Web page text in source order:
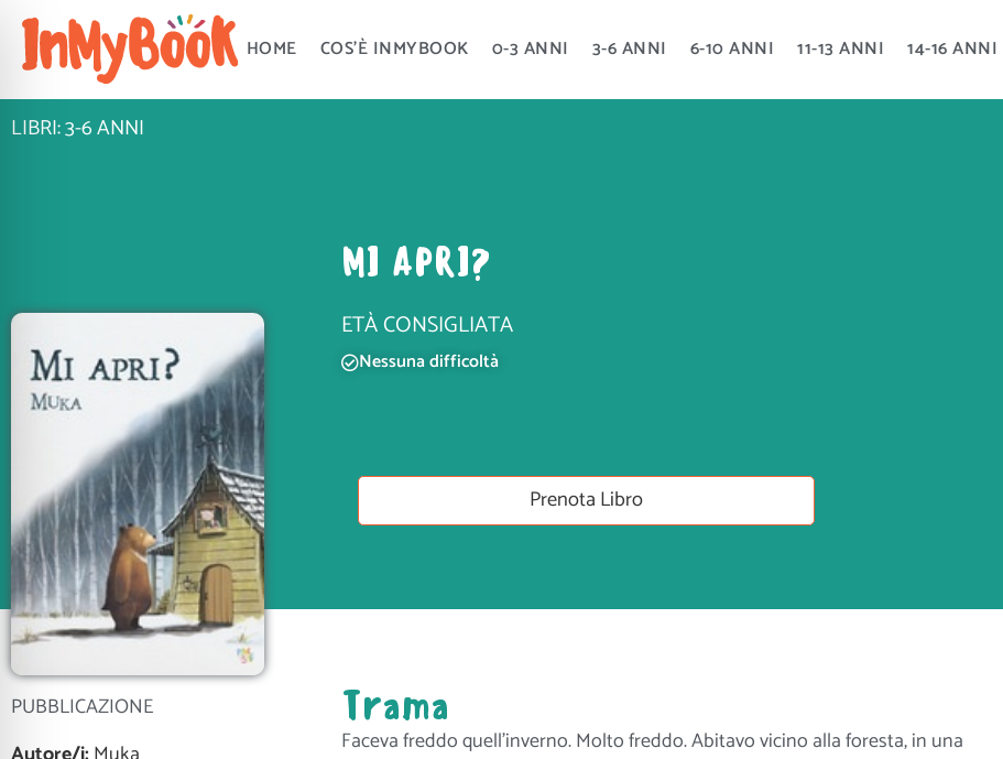
Vai
contenuto
HOME COS’È INMYBOOK 0-3 ANNI 3-6 ANNI 6-10 ANNI 11-13 ANNI 14-16 ANNI
LIBRI: 3-6 ANNI
MI APRI?
ETÀ CONSIGLIATA
Nessuna difficoltà
Prenota Libro
PUBBLICAZIONE
Trama
Faceva freddo quell’inverno. Molto freddo. Abitavo vicino alla foresta, in una